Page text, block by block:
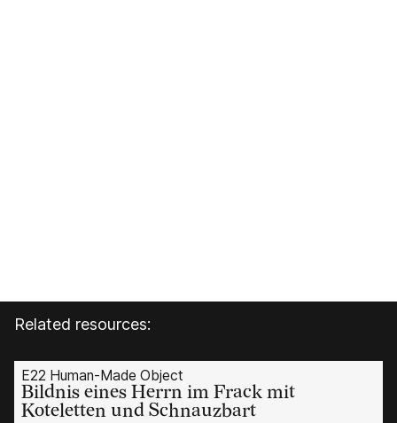
Related resources:
E22 Human-Made Object
Bildnis eines Herrn im Frack mit
Koteletten und Schnauzbart